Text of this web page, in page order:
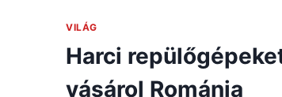
VILÁG
Harci
vásárol Románia